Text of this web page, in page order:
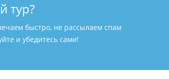
тур?
быстро, не рассылаем спам
и убедитесь сами!